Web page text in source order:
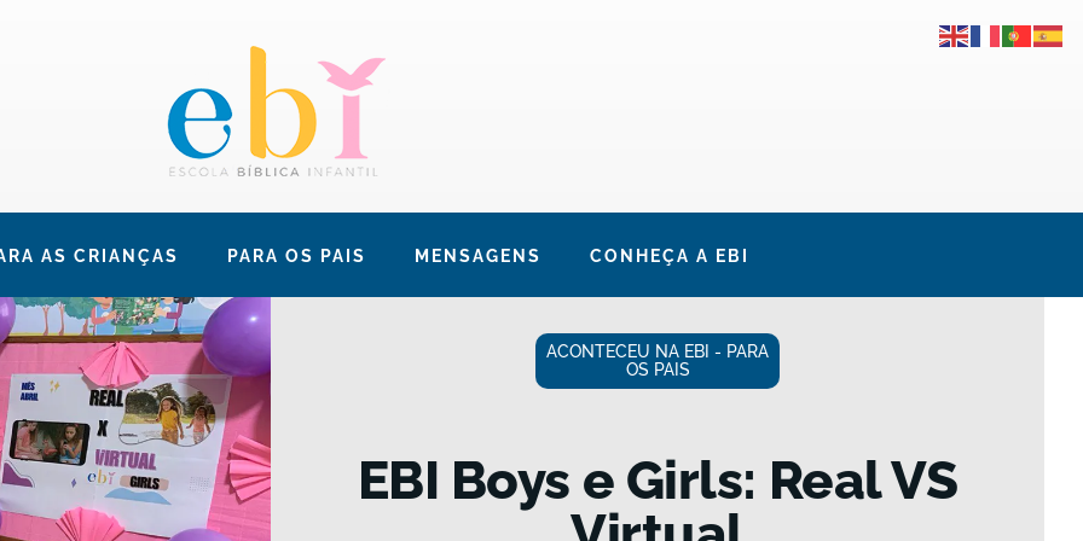
AS CRIANÇAS PARA OS PAIS MENSAGENS CONHEÇA A EBI
ACONTECEU NA EBI - PARA
OS PAIS
EBI Boys e Girls: Real VS